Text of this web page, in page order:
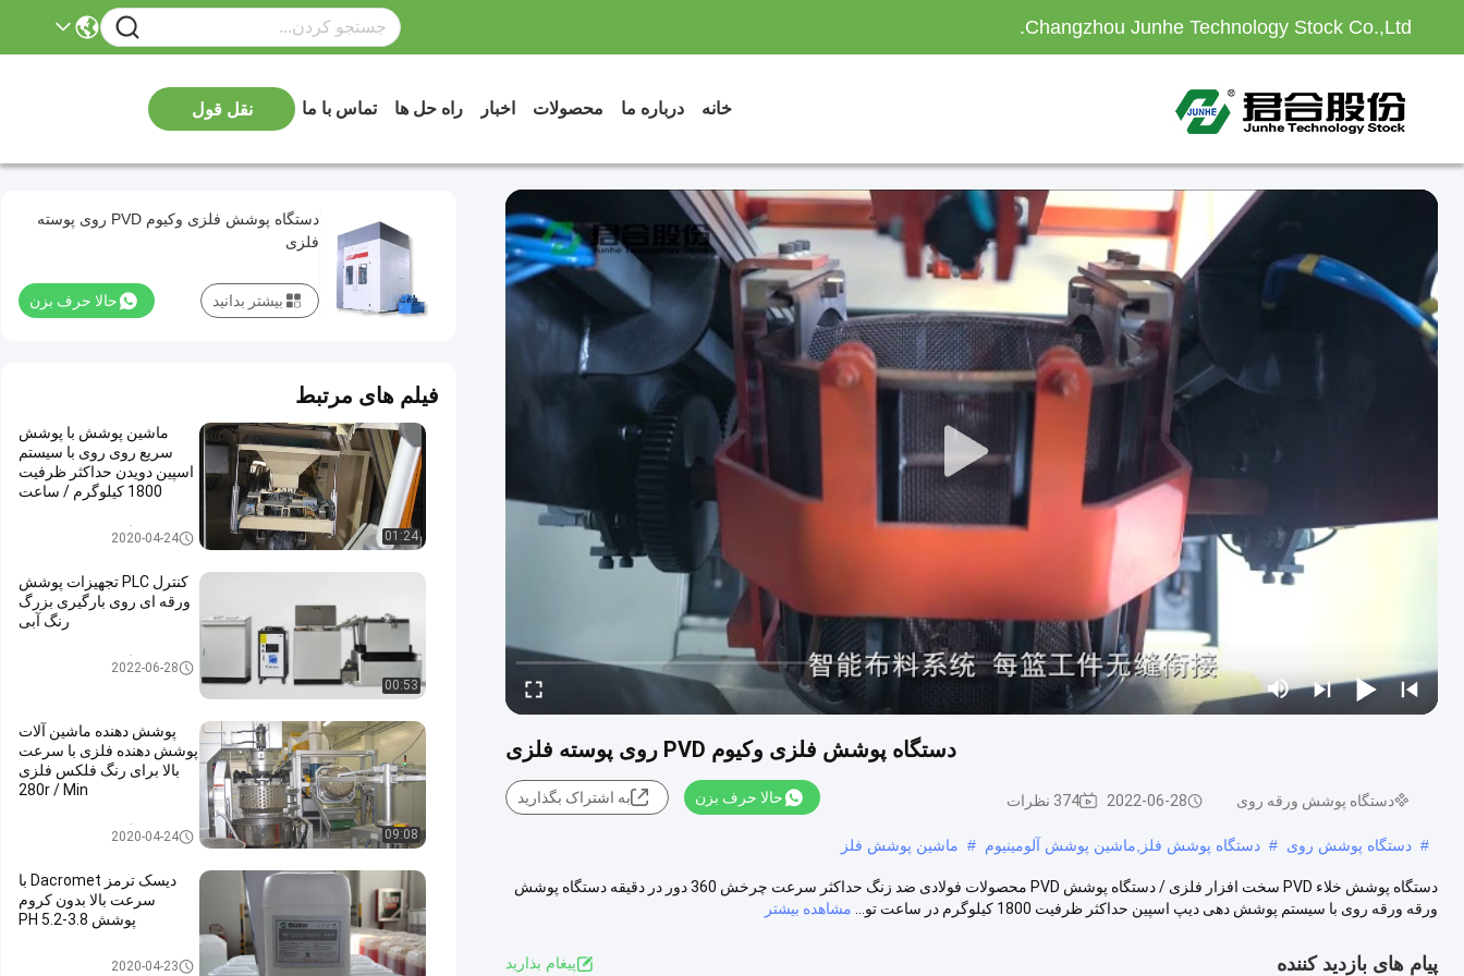
Changzhou Junhe Technology Stock Co.,Ltd.
خانه درباره ما محصولات اخبار راه حل ها تماس با ما نقل قول
دستگاه پوشش فلزی وکیوم PVD روی پوسته فلزی
دستگاه پوشش ورقه روی 2022-06-28 374 نظرات حالا حرف بزن به اشتراک بگذارید
# دستگاه پوشش روی # دستگاه پوشش فلز,ماشین پوشش آلومینیوم # ماشین پوشش فلز
دستگاه پوشش خلاء PVD سخت افزار فلزی / دستگاه پوشش PVD محصولات فولادی ضد زنگ حداکثر سرعت چرخش 360 دور در دقیقه دستگاه پوشش
ورقه ورقه روی با سیستم پوشش دهی دیپ اسپین حداکثر ظرفیت 1800 کیلوگرم در ساعت تو...
مشاهده بیشتر
پیام های بازدید کننده پيغام بذاريد
دستگاه پوشش فلزی وکیوم PVD روی پوسته
فلزی
حالا حرف بزن بیشتر بدانید
فیلم های مرتبط
01:24
ماشین پوشش با پوشش
سریع روی روی با سیستم
اسپین دویدن حداکثر ظرفیت
1800 کیلوگرم / ساعت
دستگاه پوشش ورقه روی
2020-04-24
00:53
کنترل PLC تجهیزات پوشش
ورقه ای روی بارگیری بزرگ
رنگ آبی
دستگاه پوشش ورقه روی
2022-06-28
09:08
پوشش دهنده ماشین آلات
پوشش دهنده فلزی با سرعت
بالا برای رنگ فلکس فلزی
280r / Min
دستگاه پوشش ورقه روی
2020-04-24
دیسک ترمز Dacromet با
سرعت بالا بدون کروم
پوشش 3.8-5.2 PH
پوشش Dacromet2020-04-23